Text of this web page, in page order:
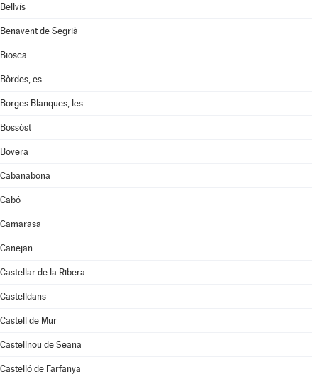
Bellvís
Benavent de Segrià
Biosca
Bòrdes, es
Borges Blanques, les
Bossòst
Bovera
Cabanabona
Cabó
Camarasa
Canejan
Castellar de la Ribera
Castelldans
Castell de Mur
Castellnou de Seana
Castelló de Farfanya